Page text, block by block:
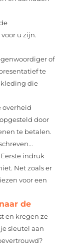
u zijn.
of
te
kleding die
overheid
door
te betalen.
Eerste indruk
Net zoals er
voor een
de
en kregen ze
sleutel aan